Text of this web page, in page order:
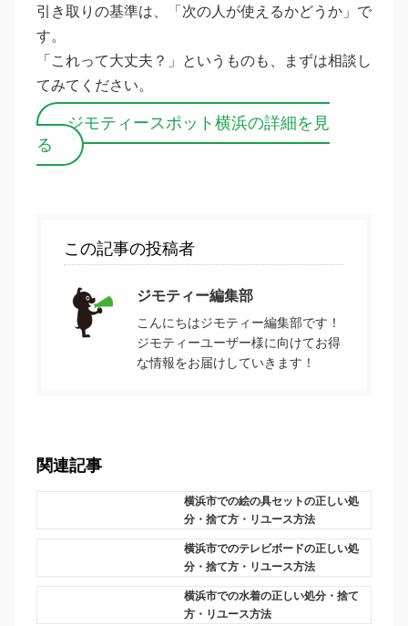
引き取りの基準は、「次の人が使えるかどうか」で
す。
「これって大丈夫？」というものも、まずは相談し
てみてください。
ジモティースポット横浜の詳細を見
る
この記事の投稿者
ジモティー編集部
こんにちはジモティー編集部です！
ジモティーユーザー様に向けてお得
な情報をお届けしていきます！
関連記事
横浜市での絵の具セットの正しい処
分・捨て方・リユース方法
横浜市でのテレビボードの正しい処
分・捨て方・リユース方法
横浜市での水着の正しい処分・捨て
方・リユース方法